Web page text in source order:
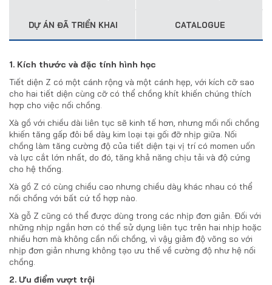
DỰ ÁN ĐÃ TRIỂN KHAI CATALOGUE
1. Kích thước và đặc tính hình học
Tiết diện Z có một cánh rộng và một cánh hẹp, với kích cỡ sao
cho hai tiết diện cùng cỡ có thể chồng khít khiến chúng thích
hợp cho việc nối chồng.
Xà gồ với chiều dài liên tục sẽ kinh tế hơn, nhưng mối nối chồng
khiến tăng gấp đôi bề dày kim loại tại gối đỡ nhịp giữa. Nối
chồng làm tăng cường độ của tiết diện tại vị trí có momen uốn
và lực cắt lớn nhất, do đó, tăng khả năng chịu tải và độ cứng
cho hệ thống.
Xà gồ Z có cùng chiều cao nhưng chiều dày khác nhau có thể
nối chồng với bất cứ tổ hợp nào.
Xà gỗ Z cũng có thể được dùng trong các nhịp đơn giản. Đối với
những nhịp ngắn hơn có thể sử dụng liên tục trên hai nhịp hoặc
nhiều hơn mà không cần nối chồng, vì vậy giảm độ võng so với
nhịp đơn giản nhưng không tạo ưu thế về cường độ như hệ nối
chồng.
2. Ưu điểm vượt trội